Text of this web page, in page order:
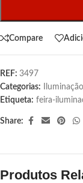
Compare
REF: 3497
Categorias:
Iluminação
Etiqueta: feira-
Share:
Produtos